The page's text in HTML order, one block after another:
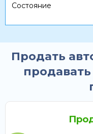
Состояние
Продать